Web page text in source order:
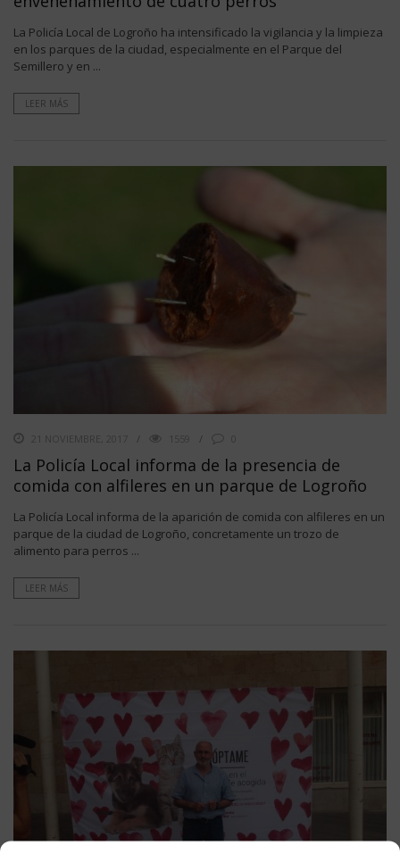
La Policía Local de Logroño ha intensificado la vigilancia y la limpieza
en los parques de la ciudad, especialmente en el Parque del
Semillero y en ...
LEER MÁS
21 NOVIEMBRE, 2017 1559
La Policía Local informa de la presencia de
comida con alfileres en un parque de Logroño
La Policía Local informa de la aparición de comida con alfileres en un
parque de la ciudad de Logroño, concretamente un trozo de
alimento para perros ...
LEER MÁS